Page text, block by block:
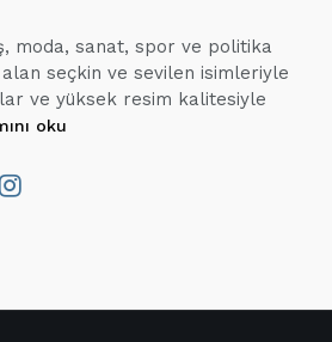
moda, sanat, spor ve politika
alan seçkin ve sevilen isimleriyle
ve yüksek resim kalitesiyle
oku